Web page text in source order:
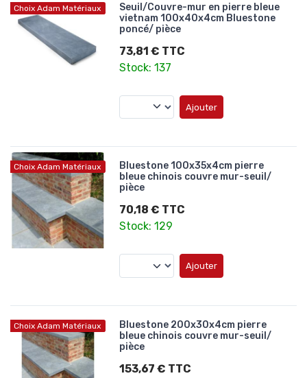
Choix Adam Matériaux
Seuil/Couvre-mur en pierre bleue
vietnam 100x40x4cm Bluestone
poncé/ pièce
73,81 € TTC
Stock: 137
Ajouter
Choix Adam Matériaux
Bluestone 100x35x4cm pierre
bleue chinois couvre mur-seuil/
pièce
70,18 € TTC
Stock: 129
Ajouter
Choix Adam Matériaux
Bluestone 200x30x4cm pierre
bleue chinois couvre mur-seuil/
pièce
153,67 € TTC